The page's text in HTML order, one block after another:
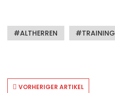
ALTHERREN TRAINING
VORHERIGER ARTIKEL